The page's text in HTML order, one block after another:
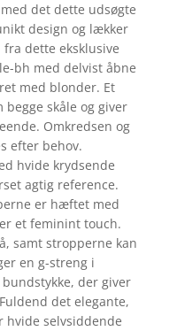
det dette udsøgte
design og lækker
dette eksklusive
bh med delvist åbne
med blonder. Et
skåle og giver
Omkredsen og
efter behov.
hvide krydsende
agtig reference.
er hæftet med
et feminint touch.
samt stropperne kan
en g-streng i
der giver
det elegante,
selvsiddende